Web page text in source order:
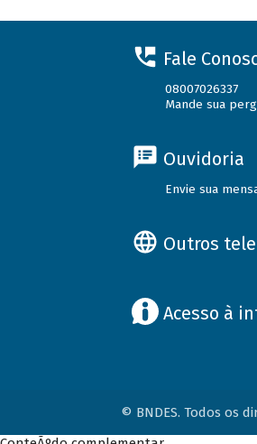
Fale
08007026337
Mande sua
Ouvidoria
Envie sua
Outros
Acesso à
© BNDES. Todos os